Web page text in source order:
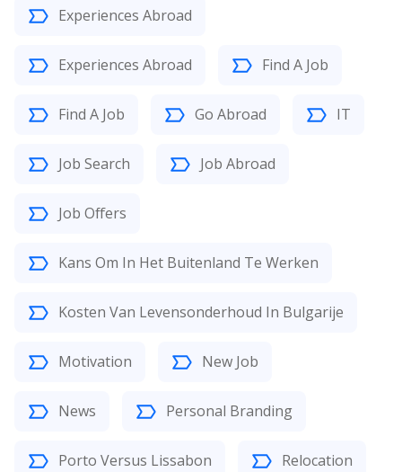
Experiences Abroad
Experiences Abroad Find A Job
Find A Job Go Abroad IT
Job Search Job Abroad
Job Offers
Kans Om In Het Buitenland Te Werken
Kosten Van Levensonderhoud In Bulgarije
Motivation New Job
News Personal Branding
Porto Versus Lissabon Relocation